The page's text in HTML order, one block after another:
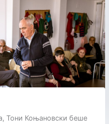
Тони Коњановски беше